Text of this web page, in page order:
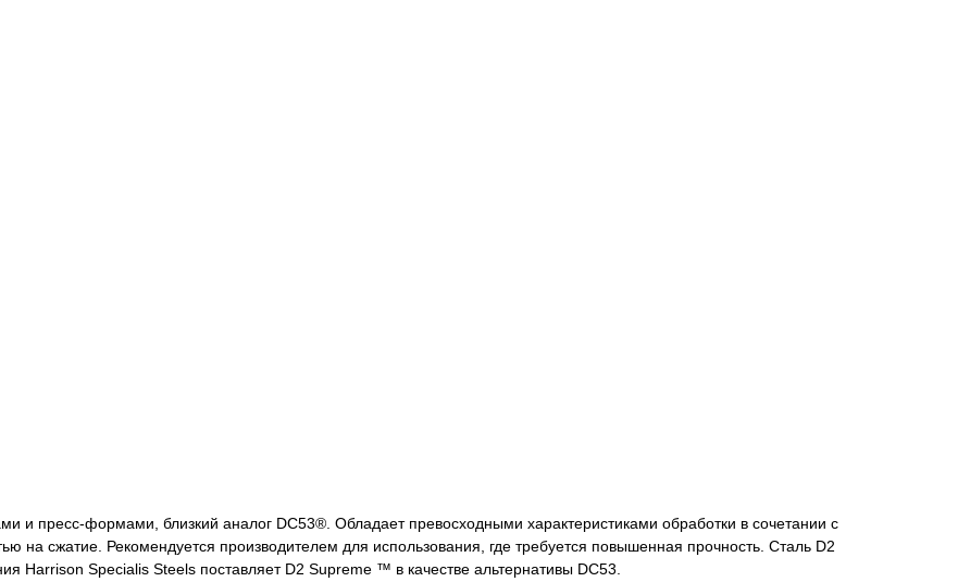
и пресс-формами, близкий аналог DC53®. Обладает превосходными характеристиками обработки в сочетании с
на сжатие. Рекомендуется производителем для использования, где требуется повышенная прочность. Сталь D2
Harrison Specialis Steels поставляет D2 Supreme ™ в качестве альтернативы DC53.